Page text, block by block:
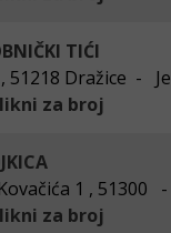
TIĆI
51218 Dražice -
za broj
1 , 51300
za broj